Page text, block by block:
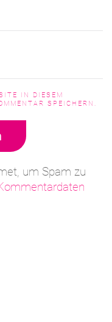
IN DIESEM
SPEICHERN.
um Spam zu